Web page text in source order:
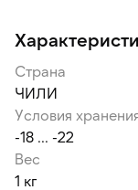
Страна
ЧИЛИ
Условия
-18 ... -22
Вес
1 кг